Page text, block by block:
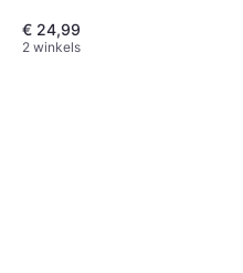
€ 24,99
2 winkels